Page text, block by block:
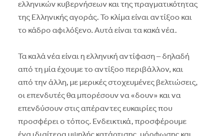
ελληνικών κυβερνήσεων και της πραγματικότητας
της Ελληνικής αγοράς. Το κλίμα είναι αντίξοο και
το κάδρο αφιλόξενο. Αυτά είναι τα κακά νέα.
Τα καλά νέα είναι η ελληνική αντίφαση – δηλαδή
από τη μία έχουμε το αντίξοο περιβάλλον, και
από την άλλη, με μερικές στοχευμένες βελτιώσεις,
οι επενδυτές θα μπορέσουν να «δουν» και να
επενδύσουν στις απέραντες ευκαιρίες που
προσφέρει ο τόπος. Ενδεικτικά, προσφέρουμε